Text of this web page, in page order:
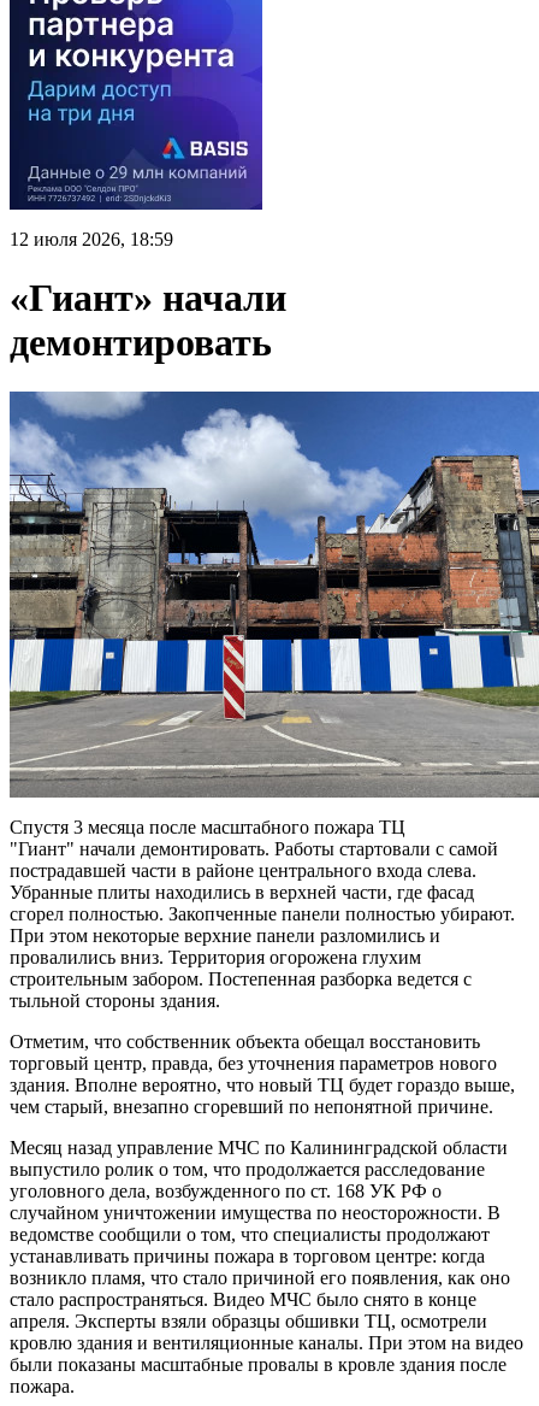
12 июля 2026, 18:59
«Гиант» начали
демонтировать
Спустя 3 месяца после масштабного пожара ТЦ
"Гиант" начали демонтировать. Работы стартовали с самой
пострадавшей части в районе центрального входа слева.
Убранные плиты находились в верхней части, где фасад
сгорел полностью. Закопченные панели полностью убирают.
При этом некоторые верхние панели разломились и
провалились вниз. Территория огорожена глухим
строительным забором. Постепенная разборка ведется с
тыльной стороны здания.
Отметим, что собственник объекта обещал восстановить
торговый центр, правда, без уточнения параметров нового
здания. Вполне вероятно, что новый ТЦ будет гораздо выше,
чем старый, внезапно сгоревший по непонятной причине.
Месяц назад управление МЧС по Калининградской области
выпустило ролик о том, что продолжается расследование
уголовного дела, возбужденного по ст. 168 УК РФ о
случайном уничтожении имущества по неосторожности. В
ведомстве сообщили о том, что специалисты продолжают
устанавливать причины пожара в торговом центре: когда
возникло пламя, что стало причиной его появления, как оно
стало распространяться. Видео МЧС было снято в конце
апреля. Эксперты взяли образцы обшивки ТЦ, осмотрели
кровлю здания и вентиляционные каналы. При этом на видео
были показаны масштабные провалы в кровле здания после
пожара.